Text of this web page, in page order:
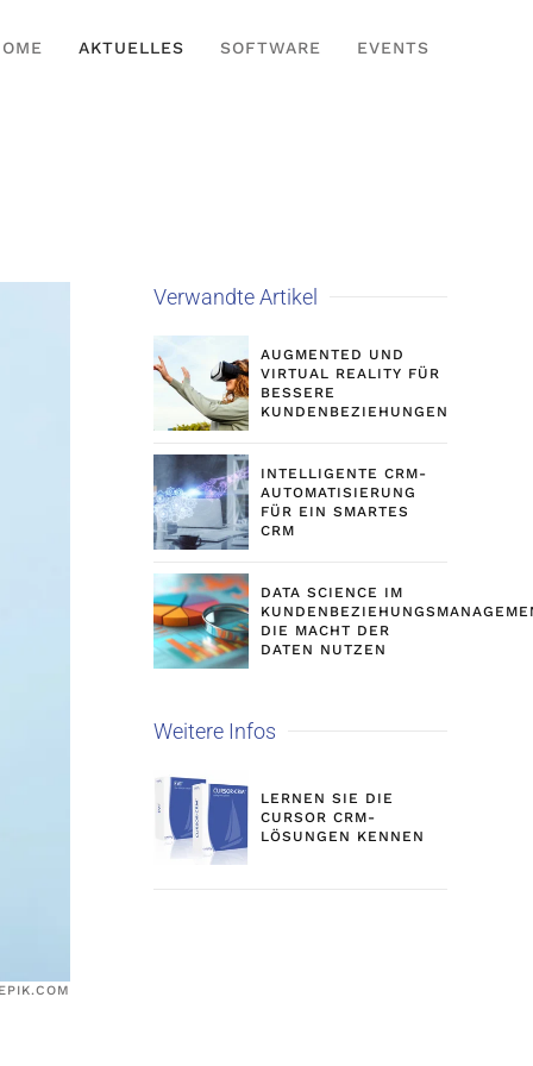
AKTUELLES SOFTWARE EVENTS
Verwandte Artikel
AUGMENTED UND
VIRTUAL REALITY FÜR
BESSERE
KUNDENBEZIEHUNGEN
INTELLIGENTE CRM-
AUTOMATISIERUNG
FÜR EIN SMARTES
CRM
DATA SCIENCE IM
DIE MACHT DER
DATEN NUTZEN
Weitere Infos
LERNEN SIE DIE
CURSOR CRM-
LÖSUNGEN KENNEN